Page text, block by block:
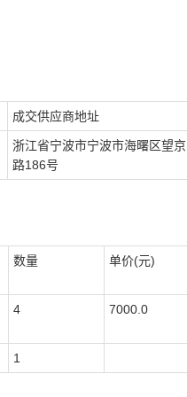
成交供应商地址
浙江省宁波市宁波市海曙区望京
路186号
数量 单价(元)
4 7000.0
1